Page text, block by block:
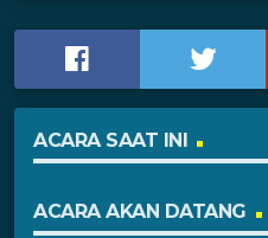
ACARA SAAT INI
ACARA AKAN DATANG